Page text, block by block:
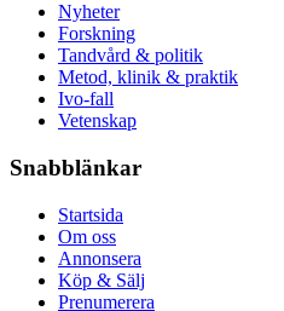
Nyheter
Forskning
Tandvård & politik
Metod, klinik & praktik
Ivo-fall
Vetenskap
Snabblänkar
Startsida
Om oss
Annonsera
Köp & Sälj
Prenumerera